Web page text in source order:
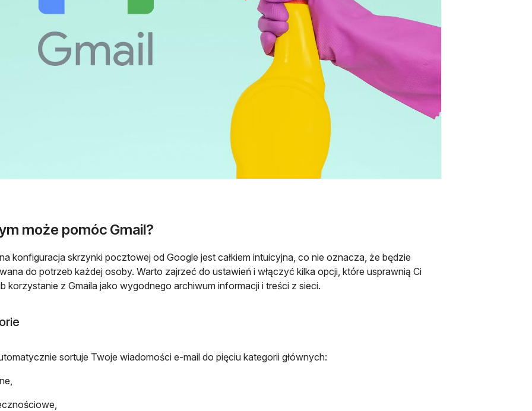
może pomóc Gmail?
konfiguracja skrzynki pocztowej od Google jest całkiem intuicyjna, co nie oznacza, że będzie
do potrzeb każdej osoby. Warto zajrzeć do ustawień i włączyć kilka opcji, które usprawnią Ci
korzystanie z Gmaila jako wygodnego archiwum informacji i treści z sieci.
sortuje Twoje wiadomości e-mail do pięciu kategorii głównych: